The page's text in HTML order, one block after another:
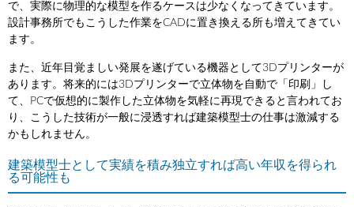
で、実際に物理的な模型を作るケースは少なくなってきています。
設計事務所でもこうした作業をCADに置き換える所も増えてきてい
ます。
また、近年目覚ましい発展を遂げている機器として3Dプリンターが
あります。将来的には3Dプリンターで立体物を自動で「印刷」し
て、PCで仮想的に製作した立体物を気軽に再現できると言われてお
り、こうした技術が一般に浸透すれば建築模型士の仕事は激減する
かもしれません。
建築模型士として実績を積み独立すれば高い年収を得られ
る可能性も